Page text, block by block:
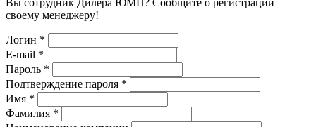
Вы сотрудник Дилера ЮМП? Сообщите о регистрации
своему менеджеру!
Логин *
E-mail *
Пароль *
Подтверждение пароля *
Имя *
Фамилия *